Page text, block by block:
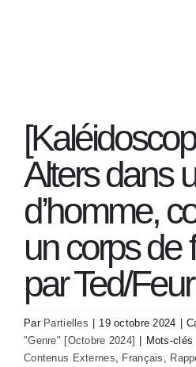
Éditions
Alters dans
d’homme,
un corps de
par Ted/
Par Partielles | 19 octobre 2024 |
"Genre" [Octobre 2024] | Mots-clés
Contenus Externes
Français